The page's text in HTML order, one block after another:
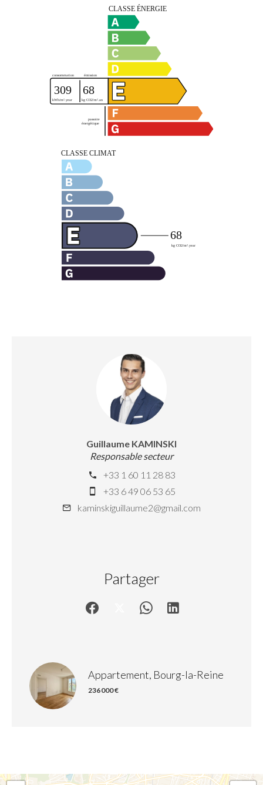
Guillaume KAMINSKI
Responsable secteur
+33 1 60 11 28 83
+33 6 49 06 53 65
kaminskiguillaume2@gmail.com
Partager
Appartement, Bourg-la-Reine
236 000 €